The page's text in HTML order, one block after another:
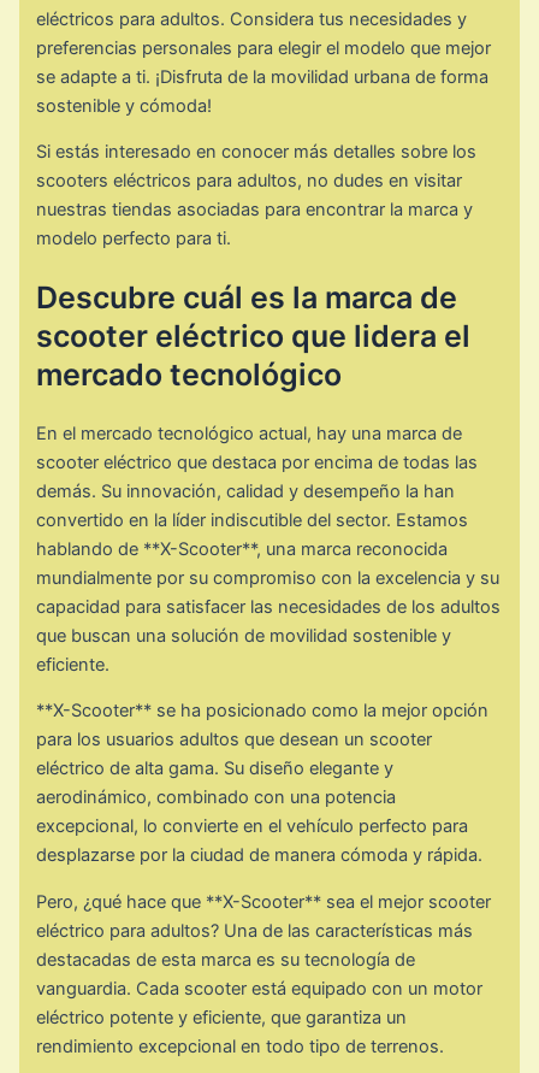
eléctricos para adultos. Considera tus necesidades y
preferencias personales para elegir el modelo que mejor
se adapte a ti. ¡Disfruta de la movilidad urbana de forma
sostenible y cómoda!
Si estás interesado en conocer más detalles sobre los
scooters eléctricos para adultos, no dudes en visitar
nuestras tiendas asociadas para encontrar la marca y
modelo perfecto para ti.
Descubre cuál es la marca de
scooter eléctrico que lidera el
mercado tecnológico
En el mercado tecnológico actual, hay una marca de
scooter eléctrico que destaca por encima de todas las
demás. Su innovación, calidad y desempeño la han
convertido en la líder indiscutible del sector. Estamos
hablando de **X-Scooter**, una marca reconocida
mundialmente por su compromiso con la excelencia y su
capacidad para satisfacer las necesidades de los adultos
que buscan una solución de movilidad sostenible y
eficiente.
**X-Scooter** se ha posicionado como la mejor opción
para los usuarios adultos que desean un scooter
eléctrico de alta gama. Su diseño elegante y
aerodinámico, combinado con una potencia
excepcional, lo convierte en el vehículo perfecto para
desplazarse por la ciudad de manera cómoda y rápida.
Pero, ¿qué hace que **X-Scooter** sea el mejor scooter
eléctrico para adultos? Una de las características más
destacadas de esta marca es su tecnología de
vanguardia. Cada scooter está equipado con un motor
eléctrico potente y eficiente, que garantiza un
rendimiento excepcional en todo tipo de terrenos.